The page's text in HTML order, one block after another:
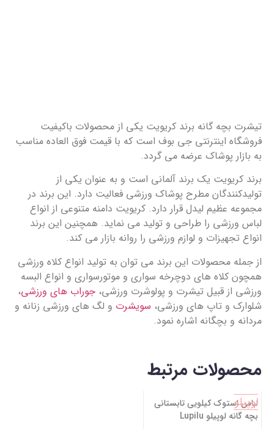
تیشرت بچه گانه برند کریویت یکی از محصولات باکیفیت
فروشگاه اینترنتی جی بوف است که با قیمت فوق العاده مناسب
به بازار پوشاک عرضه می گردد.
برند کریویت یک برند آلمانی است و به عنوان یکی از
تولیدکنندگان مطرح پوشاک ورزشی فعالیت دارد. این برند در
مجموعه عظیم لیدل قرار دارد. کریویت دامنه متنوعی از انواع
لباس ورزشی را طراحی و تولید می نماید. همچنین این برند
انواع تجهیزات و لوازم ورزشی را روانه بازار می کند.
از جمله محصولات این برند می توان به تولید انواع کلاه ورزشی
همچون کلاه های دوچرخه سواری و موتورسواری و انواع البسه
ورزشی از قبیل تیشرت و پولوشرت ورزشی، جوراب های ورزشی،
شلوارک و تاپ های ورزشی، سویشرت و لگ های ورزشی زنانه و
مردانه و بچگانه اشاره نمود.
محصولات مرتبط
لباس استوک کیلویی تابستانی
بچه گانه لوپیلو Lupilu
لوپیلو